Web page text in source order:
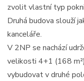
zvolit vlastní typ
Druhá budova slouží
kanceláře.
V 2NP se nachází
velikosti 4+1 (168
vybudovat v druhé